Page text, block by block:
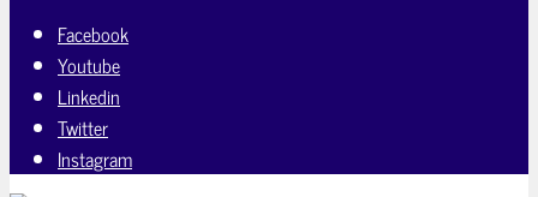
Facebook
Youtube
Linkedin
Twitter
Instagram